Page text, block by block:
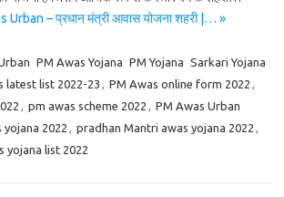
– प्रधान मंत्री आवास योजना शहरी |… »
PM Awas Yojana PM Yojana Sarkari Yojana
latest list 2022-23 , PM Awas online form 2022 ,
, pm awas scheme 2022 , PM Awas Urban
yojana 2022 , pradhan Mantri awas yojana 2022 ,
yojana list 2022